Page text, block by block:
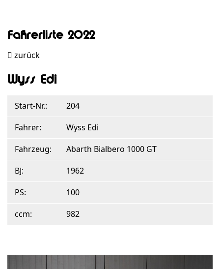
Fahrerliste 2022
zurück
Wyss Edi
Start-Nr.:
204
Fahrer:
Wyss Edi
Fahrzeug:
Abarth Bialbero 1000 GT
BJ:
1962
PS:
100
ccm:
982